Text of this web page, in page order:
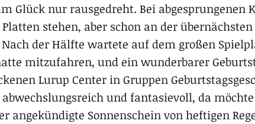
Glück nur rausgedreht. Bei abgesprungenen
stehen, aber schon an der
Nach der Hälfte wartete auf dem großen
mitzufahren, und ein wunderbarer
Lurup Center in Gruppen
abwechslungsreich und fantasievoll, da
angekündigte Sonnenschein von heftigen